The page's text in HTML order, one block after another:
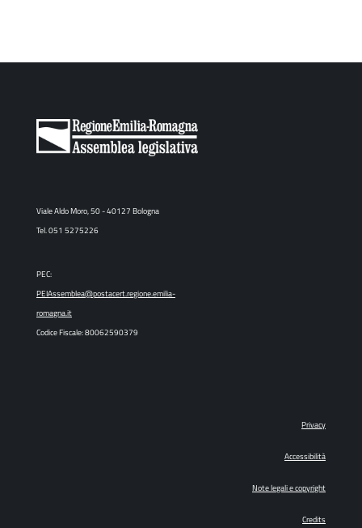
Viale Aldo Moro, 50 - 40127 Bologna
Tel. 051 5275226
PEC:
PEIAssemblea@postacert.regione.emilia-
romagna.it
Codice Fiscale: 80062590379
Privacy
Accessibilità
Note legali e copyright
Credits